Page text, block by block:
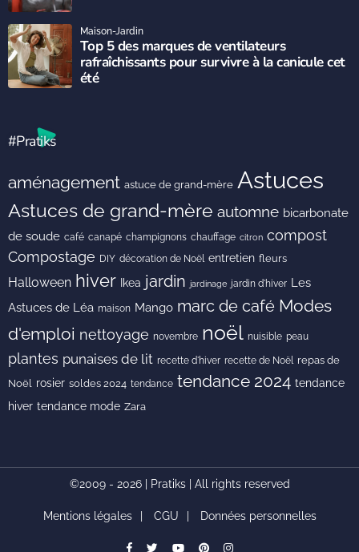
Top 5 des marques de ventilateurs
rafraîchissants pour survivre à la canicule cet
été
Maison-Jardin
#Pratiks
aménagement astuce de grand-mère Astuces
Astuces de grand-mère automne bicarbonate
de soude café canapé champignons chauffage citron compost
Compostage DIY décoration de Noël entretien fleurs
Halloween hiver Ikea jardin jardinage jardin d'hiver Les
Astuces de Léa maison Mango marc de café Modes
d'emploi nettoyage novembre noël nuisible peau
plantes punaises de lit recette d'hiver recette de Noël repas de
Noël rosier soldes 2024 tendance tendance 2024 tendance
hiver tendance mode Zara
©2009 - 2026 | Pratiks | All rights reserved
Mentions légales CGU Données personnelles
facebook
Twitteryoutubepinterestinstagram